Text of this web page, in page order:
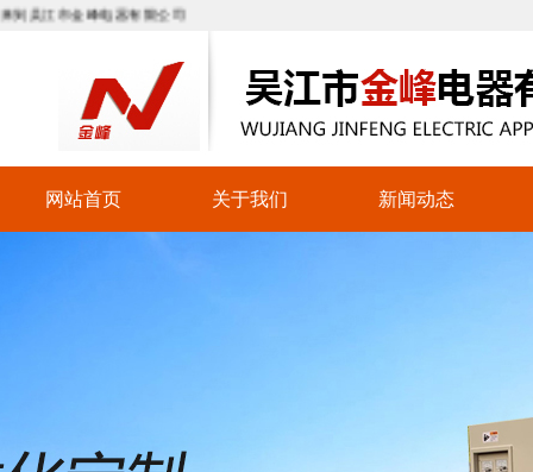
市金峰电器有限公司
网站首页 关于我们 新闻动态